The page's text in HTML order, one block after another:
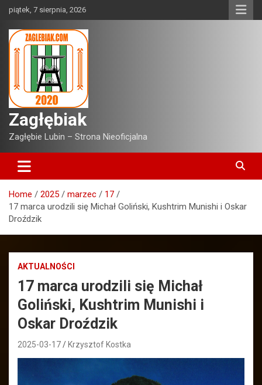
Skip
content
piątek, 7 sierpnia, 2026
Zagłębiak
Zagłębie Lubin – Strona Nieoficjalna
Home 2025 marzec
17
17 marca urodzili się Michał Goliński, Kushtrim Munishi i Oskar
Droździk
AKTUALNOŚCI
17 marca urodzili się Michał
Goliński, Kushtrim Munishi i
Oskar Droździk
2025-03-17 Krzysztof Kostka